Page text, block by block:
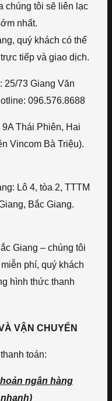
chúng tôi sẽ liên lạc
nhất.
quý khách có thể
tiếp và giao dịch.
25/73 Giang Văn
096.576.8688
Thái Phiên, Hai
Vincom Bà Triệu).
Lô 4, tòa 2, TTTM
Bắc Giang.
Giang – chúng tôi
phí, quý khách
hình thức thanh
VẬN CHUYỂN
toán:
ngân hàng